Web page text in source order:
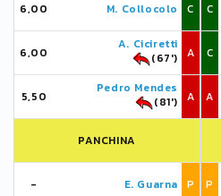
6,00 M. Collocolo C
6,00
A. Ciciretti
(67')
A
5,50
Pedro Mendes
(81')
A
PANCHINA
- E. Guarna P
C
C
A
P